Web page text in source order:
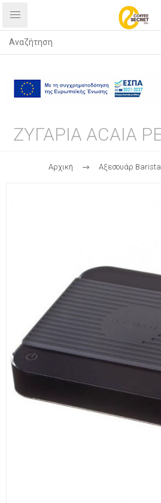
Δωρεάν αποστολή με
ΖΥΓΑΡΙΑ ACAIA
Αρχική Αξεσουάρ Βarista